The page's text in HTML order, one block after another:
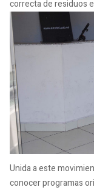
correcta de residuos
Unida a este
conocer programas